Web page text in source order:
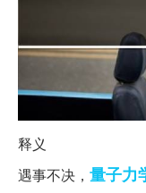
释义
遇事不决， 量子力